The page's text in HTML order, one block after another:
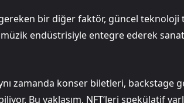
bir diğer faktör, güncel
endüstrisiyle entegre ederek
zamanda konser biletleri, backstage
Bu yaklaşım, NFT’leri spekülatif